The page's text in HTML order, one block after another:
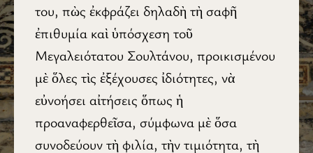
του, πὼς ἐκφράζει δηλαδὴ τὴ σαφῆ
ἐπιθυμία καὶ ὑπόσχεση τοῦ
Μεγαλειότατου Σουλτάνου, προικισμένου
μὲ ὅλες τὶς ἐξέχουσες ἰδιότητες, νὰ
εὐνοήσει αἰτήσεις ὅπως ἡ
προαναφερθεῖσα, σύμφωνα μὲ ὅσα
συνοδεύουν τὴ φιλία, τὴν τιμιότητα, τὴ